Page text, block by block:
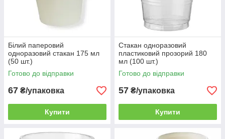
Білий паперовий
одноразовий стакан 175 мл
(50 шт.)
Готово до відправки
67 ₴/упаковка
Купити
Стакан одноразовий
пластиковий прозорий 180
мл (100 шт.)
Готово до відправки
57 ₴/упаковка
Купити